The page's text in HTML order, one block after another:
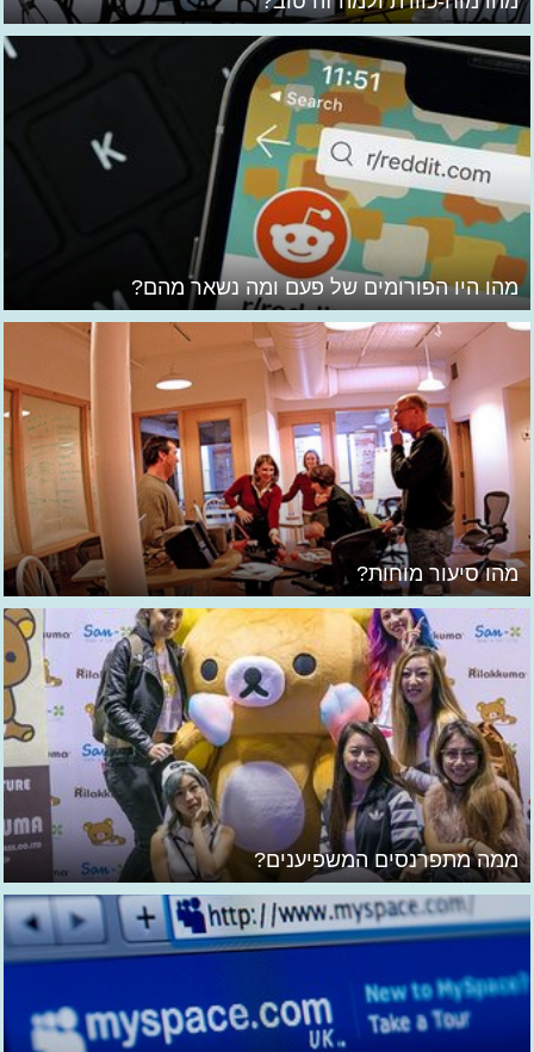
מהו היו הפורומים של פעם ומה נשאר מהם?
מהו סיעור מוחות?
ממה מתפרנסים המשפיענים?